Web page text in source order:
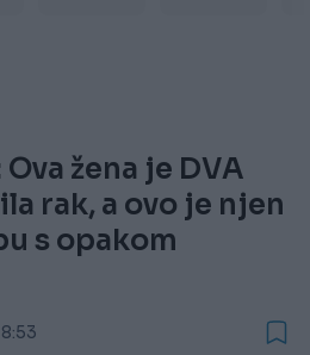
Ova žena je DVA
rak, a ovo je njen
s opakom